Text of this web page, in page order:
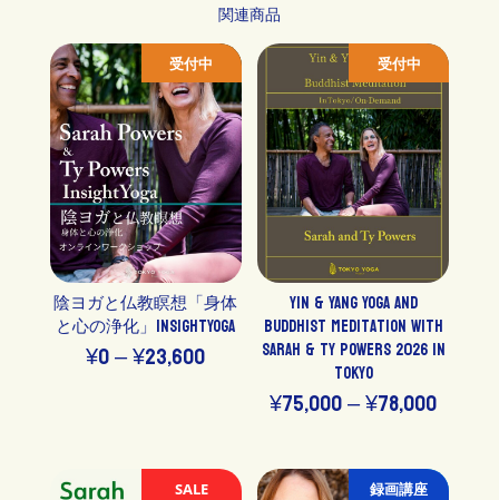
関連商品
受付中
陰ヨガと仏教瞑想「身体
と心の浄化」InsightYoga
¥0–¥23,600価
¥0
受付中
Yin & Yang Yoga and
Buddhist Meditation with
Sarah & Ty Powers 2026 in
Tokyo
¥75,000–¥78,000価
帯:
SALE 録画講座